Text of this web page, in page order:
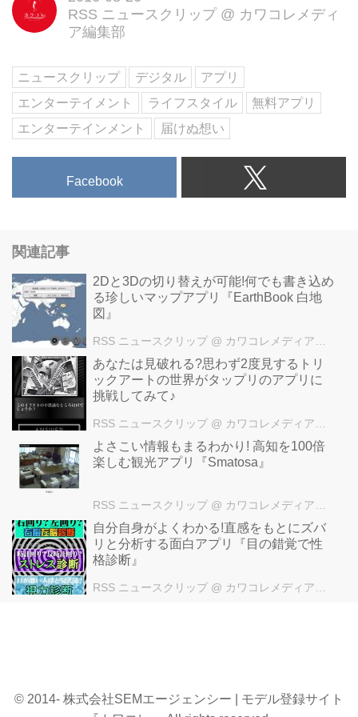
RSS ニュースクリップ @ カワコレメディ
ア編集部
ニュースクリップ デジタル
アプリ
エンターテイメント
ライフスタイル
無料アプリ
エンターテインメント
届けぬ想い
Facebook
関連記事
2Dと3Dの切り替えが可能!何でも書き込め
る珍しいマップアプリ『EarthBook 白地
図』
RSS ニュースクリップ @ カワコレメディア編集部
あなたは見破れる?思わず2度見するトリ
ックアートの世界がタップリのアプリに
挑戦してみて♪
RSS ニュースクリップ @ カワコレメディア編集部
よさこい情報もまるわかり! 高知を100倍
楽しむ観光アプリ『Smatosa』
RSS ニュースクリップ @ カワコレメディア編集部
自分自身がよくわかる!直感をもとにズバ
リと分析する面白アプリ『目の錯覚で性
格診断』
RSS ニュースクリップ @ カワコレメディア編集部
© 2014- 株式会社SEMエージェンシー | モデル登録サイト